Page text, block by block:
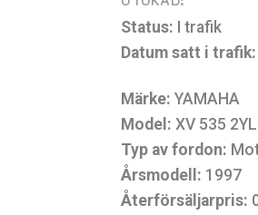
Status: I trafik
Datum satt i trafik:
Märke: YAMAHA
Model: XV 535 2YL
Typ av fordon:
Årsmodell: 1997
Återförsäljarpris: